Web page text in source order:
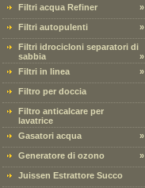
Filtri acqua Refiner »
Filtri autopulenti »
Filtri idrocicloni separatori di
sabbia
»
Filtri in linea
»
Filtro per doccia
Filtro anticalcare per
lavatrice
Gasatori acqua
»
Generatore di ozono »
Juissen Estrattore Succo